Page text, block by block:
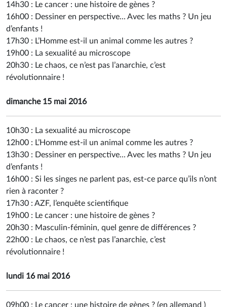
14h30 : Le cancer : une histoire de gènes ?
16h00 : Dessiner en perspective... Avec les maths ? Un jeu
d’enfants !
17h30 : L’Homme est-il un animal comme les autres ?
19h00 : La sexualité au microscope
20h30 : Le chaos, ce n’est pas l’anarchie, c’est
révolutionnaire !
dimanche 15 mai 2016
10h30 : La sexualité au microscope
12h00 : L’Homme est-il un animal comme les autres ?
13h30 : Dessiner en perspective... Avec les maths ? Un jeu
d’enfants !
16h00 : Si les singes ne parlent pas, est-ce parce qu’ils n’ont
rien à raconter ?
17h30 : AZF, l’enquête scientifique
19h00 : Le cancer : une histoire de gènes ?
20h30 : Masculin-féminin, quel genre de différences ?
22h00 : Le chaos, ce n’est pas l’anarchie, c’est
révolutionnaire !
lundi 16 mai 2016
09h00 : Le cancer : une histoire de gènes ? (en allemand )